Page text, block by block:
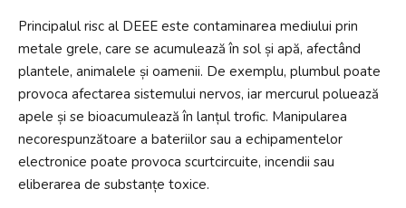
Principalul risc al DEEE este contaminarea mediului prin
metale grele, care se acumulează în sol și apă, afectând
plantele, animalele și oamenii. De exemplu, plumbul poate
provoca afectarea sistemului nervos, iar mercurul poluează
apele și se bioacumulează în lanțul trofic. Manipularea
necorespunzătoare a bateriilor sau a echipamentelor
electronice poate provoca scurtcircuite, incendii sau
eliberarea de substanțe toxice.